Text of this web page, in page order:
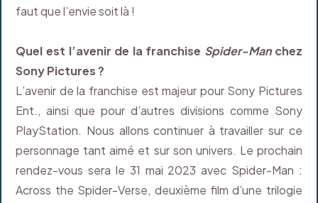
faut que l’envie soit là !
Quel est l’avenir de la franchise Spider-Manchez
Sony Pictures ?
L’avenir de la franchise est majeur pour Sony Pictures
Ent., ainsi que pour d’autres divisions comme Sony
PlayStation. Nous allons continuer à travailler sur ce
personnage tant aimé et sur son univers. Le prochain
rendez-vous sera le 31 mai 2023 avec Spider-Man :
Across the Spider-Verse, deuxième film d’une trilogie